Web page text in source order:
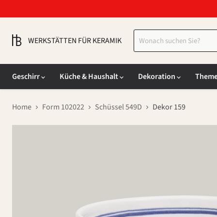
WERKSTÄTTEN FÜR KERAMIK
Geschirr
Küche & Haushalt Dekoration
Home Form 102022 Schüssel 549D Dekor 159